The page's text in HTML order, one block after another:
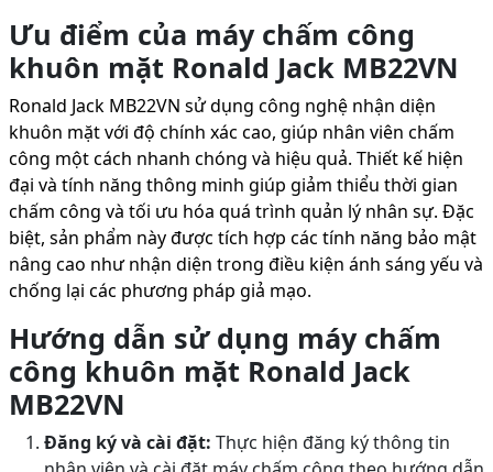
Ưu điểm của máy chấm công
khuôn mặt Ronald Jack MB22VN
Ronald Jack MB22VN sử dụng công nghệ nhận diện
khuôn mặt với độ chính xác cao, giúp nhân viên chấm
công một cách nhanh chóng và hiệu quả. Thiết kế hiện
đại và tính năng thông minh giúp giảm thiểu thời gian
chấm công và tối ưu hóa quá trình quản lý nhân sự. Đặc
biệt, sản phẩm này được tích hợp các tính năng bảo mật
nâng cao như nhận diện trong điều kiện ánh sáng yếu và
chống lại các phương pháp giả mạo.
Hướng dẫn sử dụng máy chấm
công khuôn mặt Ronald Jack
MB22VN
Đăng ký và cài đặt: Thực hiện đăng ký thông tin